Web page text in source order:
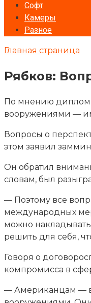
Софт
Камеры
Разное
Главная страница
Рябков:
По мнению
вооружениями —
Вопросы о
этом заявил
Он обратил
словам, был
— Поэтому все
международных
можно
решить для себя,
Говоря о
компромисса в
— Американцам —